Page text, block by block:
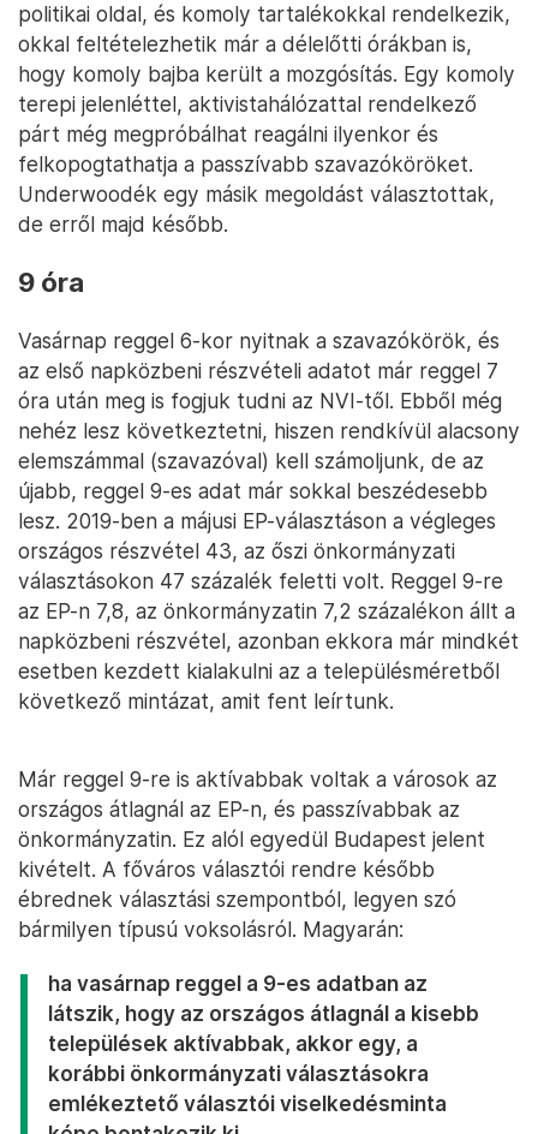
politikai oldal, és komoly tartalékokkal rendelkezik,
okkal feltételezhetik már a délelőtti órákban is,
hogy komoly bajba került a mozgósítás. Egy komoly
terepi jelenléttel, aktivistahálózattal rendelkező
párt még megpróbálhat reagálni ilyenkor és
felkopogtathatja a passzívabb szavazóköröket.
Underwoodék egy másik megoldást választottak,
de erről majd később.
9 óra
Vasárnap reggel 6-kor nyitnak a szavazókörök, és
az első napközbeni részvételi adatot már reggel 7
óra után meg is fogjuk tudni az NVI-től. Ebből még
nehéz lesz következtetni, hiszen rendkívül alacsony
elemszámmal (szavazóval) kell számoljunk, de az
újabb, reggel 9-es adat már sokkal beszédesebb
lesz. 2019-ben a májusi EP-választáson a végleges
országos részvétel 43, az őszi önkormányzati
választásokon 47 százalék feletti volt. Reggel 9-re
az EP-n 7,8, az önkormányzatin 7,2 százalékon állt a
napközbeni részvétel, azonban ekkora már mindkét
esetben kezdett kialakulni az a településméretből
következő mintázat, amit fent leírtunk.
Már reggel 9-re is aktívabbak voltak a városok az
országos átlagnál az EP-n, és passzívabbak az
önkormányzatin. Ez alól egyedül Budapest jelent
kivételt. A főváros választói rendre később
ébrednek választási szempontból, legyen szó
bármilyen típusú voksolásról. Magyarán:
ha vasárnap reggel a 9-es adatban az
látszik, hogy az országos átlagnál a kisebb
települések aktívabbak, akkor egy, a
korábbi önkormányzati választásokra
emlékeztető választói viselkedésminta